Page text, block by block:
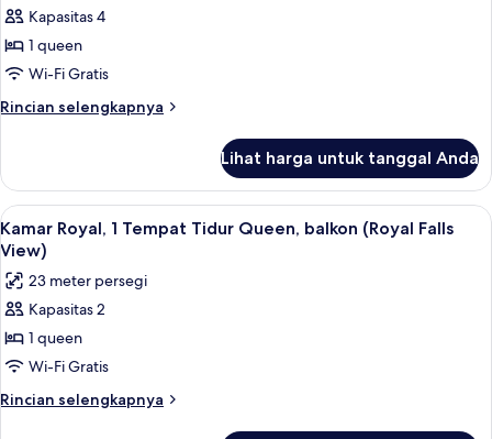
Tidur
(Royal)
untuk
Studio
Suite,
1
Tempat
Queen
(Falls
View)
Kapasitas 4
1 queen
Wi-Fi Gratis
Rincian selengkapnya
Rincian
Studio
Suite,
1
Tempat
Queen
(Falls
Lihat harga untuk tanggal Anda
Lihat
semua
foto
untuk
Kamar
Royal,
1
Tempat
8
Kamar Royal, 1 Tempat Tidur Queen, balkon (Royal Falls
View)
23 meter persegi
Kapasitas 2
1 queen
Wi-Fi Gratis
Rincian selengkapnya
Rincian